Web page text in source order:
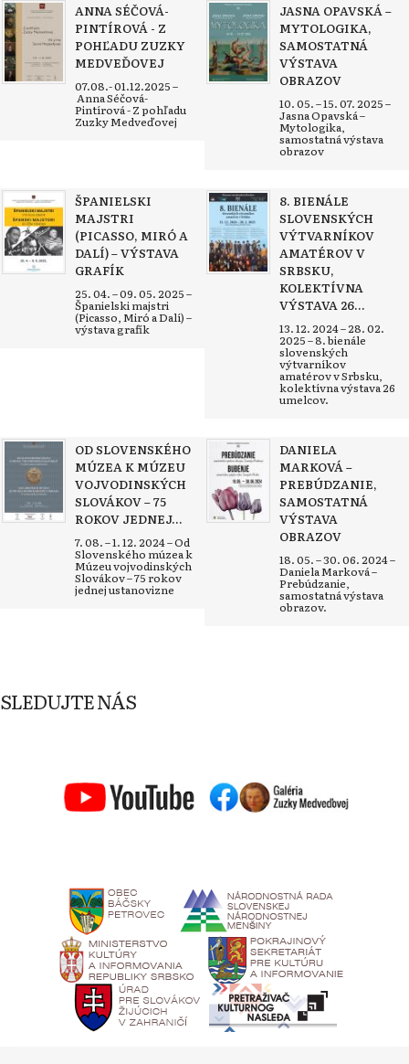
ANNA SÉČOVÁ-
PINTÍROVÁ - Z
POHĽADU ZUZKY
MEDVEĎOVEJ
07.08.- 01.12.2025 –
Anna Séčová-
Pintírová - Z pohľadu
Zuzky Medveďovej
JASNA OPAVSKÁ –
MYTOLOGIKA,
SAMOSTATNÁ
VÝSTAVA
OBRAZOV
10. 05. – 15. 07. 2025 –
Jasna Opavská –
Mytologika,
samostatná výstava
obrazov
ŠPANIELSKI
MAJSTRI
(PICASSO, MIRÓ A
DALÍ) – VÝSTAVA
GRAFÍK
25. 04. – 09. 05. 2025 –
Španielski majstri
(Picasso, Miró a Dalí) –
výstava grafík
8. BIENÁLE
SLOVENSKÝCH
VÝTVARNÍKOV
AMATÉROV V
SRBSKU,
KOLEKTÍVNA
VÝSTAVA 26...
13. 12. 2024 – 28. 02.
2025 – 8. bienále
slovenských
výtvarníkov
amatérov v Srbsku,
kolektívna výstava 26
umelcov.
OD SLOVENSKÉHO
MÚZEA K MÚZEU
VOJVODINSKÝCH
SLOVÁKOV – 75
ROKOV JEDNEJ...
7. 08. – 1. 12. 2024 – Od
Slovenského múzea k
Múzeu vojvodinských
Slovákov – 75 rokov
jednej ustanovizne
DANIELA
MARKOVÁ –
PREBÚDZANIE,
SAMOSTATNÁ
VÝSTAVA
OBRAZOV
18. 05. – 30. 06. 2024 –
Daniela Marková –
Prebúdzanie,
samostatná výstava
obrazov.
SLEDUJTE NÁS